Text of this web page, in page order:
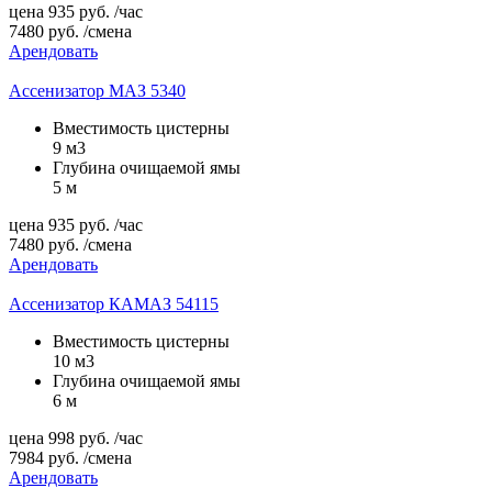
цена 935 руб. /час
7480 руб. /смена
Арендовать
Ассенизатор МАЗ 5340
Вместимость цистерны
9 м3
Глубина очищаемой ямы
5 м
цена 935 руб. /час
7480 руб. /смена
Арендовать
Ассенизатор КАМАЗ 54115
Вместимость цистерны
10 м3
Глубина очищаемой ямы
6 м
цена 998 руб. /час
7984 руб. /смена
Арендовать